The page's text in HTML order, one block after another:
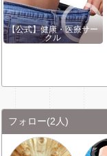
【公式】健康・医療サー
クル
フォロー(2人)